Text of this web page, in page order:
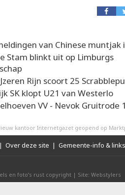
van Chinese muntjak
Stam blinkt uit op Limburgs
Rijn scoort 25
SK klopt U21 van Westerlo
VV - Nevok Gruitrode
kantoor Internetgazet geopend op
| Over deze site | Gemeente-info & links
en foto’s rust copyright | Site: Webstylers